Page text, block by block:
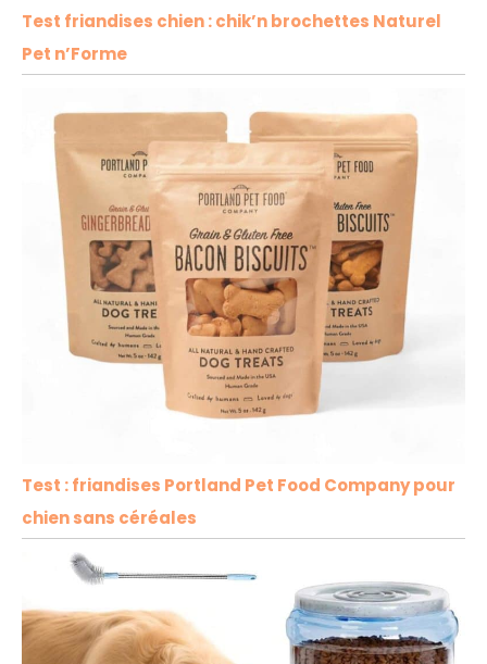
Test friandises chien : chik’n brochettes Naturel
Pet n’Forme
Test : friandises Portland Pet Food Company pour
chien sans céréales